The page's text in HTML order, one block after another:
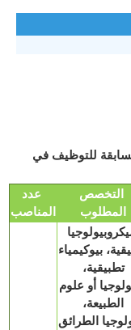
للتوظيف في
عدد
المناصب
علوم